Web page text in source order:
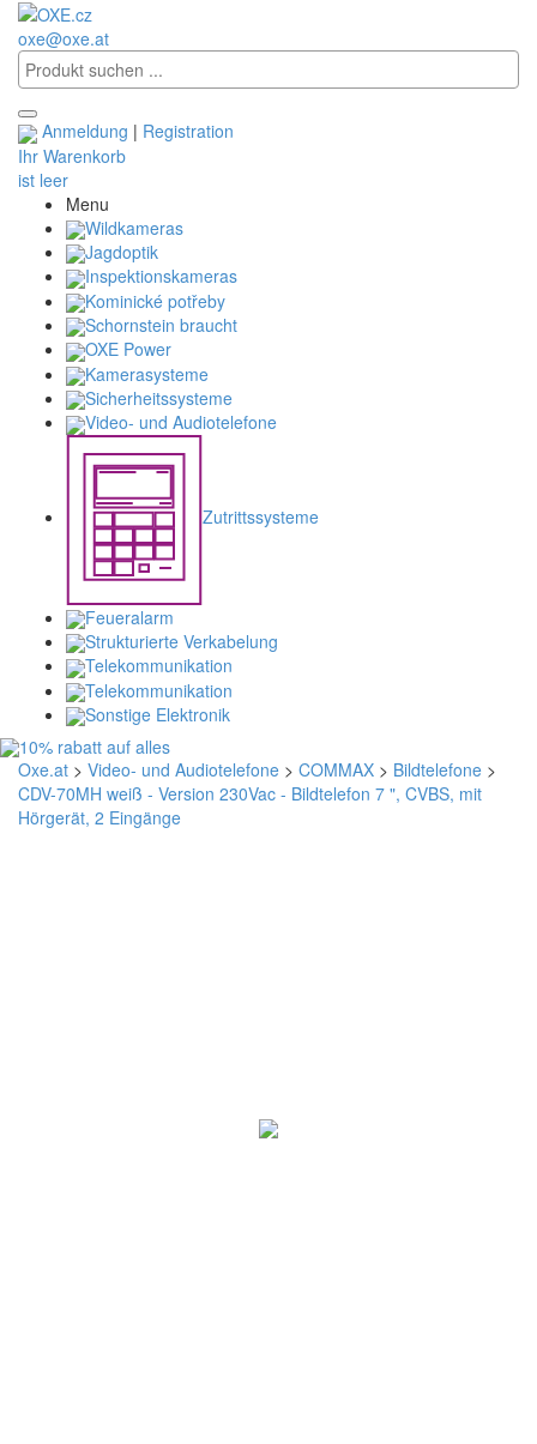
oxe@oxe.at
Anmeldung | Registration
Ihr Warenkorb
ist leer
Menu
Wildkameras
Jagdoptik
Inspektionskameras
Kominické potřeby
Schornstein braucht
OXE Power
Kamerasysteme
Sicherheitssysteme
Video- und Audiotelefone
Zutrittssysteme
Feueralarm
Strukturierte Verkabelung
Telekommunikation
Telekommunikation
Sonstige Elektronik
Oxe.at > Video- und Audiotelefone > COMMAX > Bildtelefone >
CDV-70MH weiß - Version 230Vac - Bildtelefon 7 ", CVBS, mit
Hörgerät, 2 Eingänge